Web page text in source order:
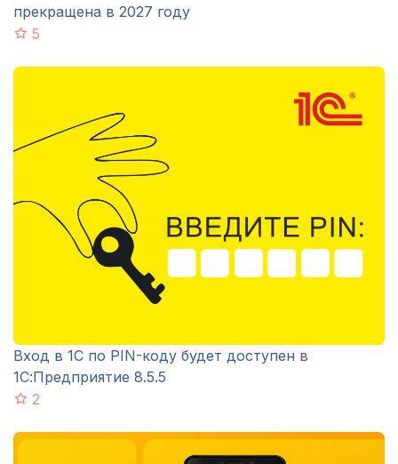
прекращена в 2027 году
5
Вход в 1С по PIN-коду будет доступен в
1С:Предприятие 8.5.5
2